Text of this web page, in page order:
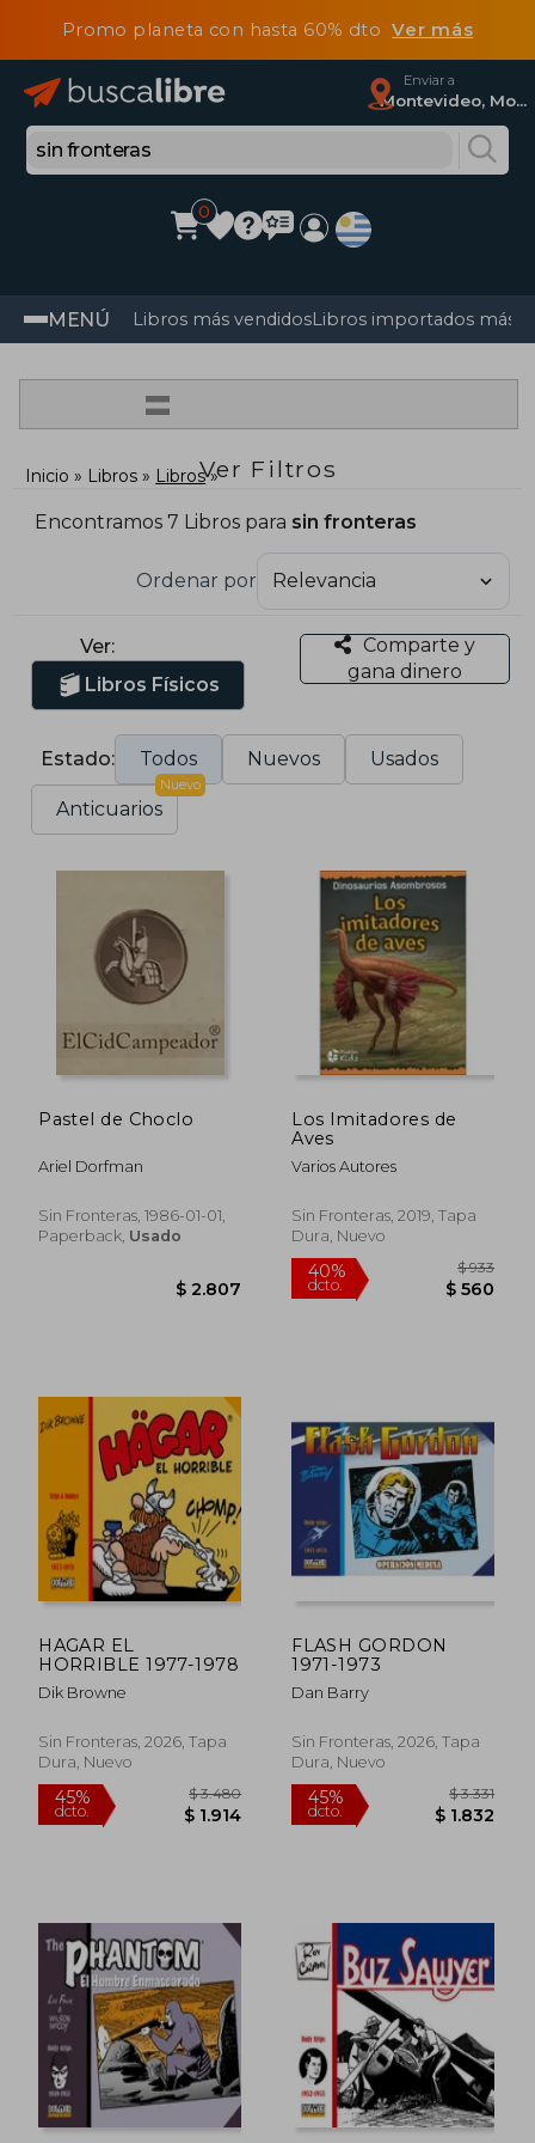
Promo planeta con hasta 60% dtoVer más
Enviar a
Montevideo, Montevideo
0
MENÚ Libros más vendidosLibros importados más
=
Ver Filtros
Inicio Libros Libros
Encontramos 7 Libros para sin fronteras
Ordenar por
Ver:
Libros Físicos
Comparte y
gana dinero
Estado: Todos Nuevos Usados
Anticuarios
Nuevo
Pastel de Choclo
Ariel Dorfman
Sin Fronteras, 1986-01-01,
Paperback, Usado
$ 2.807
Los Imitadores de
Aves
Varios Autores
Sin Fronteras, 2019, Tapa
Dura, Nuevo
dcto.
HAGAR EL
HORRIBLE 1977-1978
Dik Browne
Sin Fronteras, 2026, Tapa
Dura, Nuevo
45%
dcto.
$ 3.480
$ 1.914
FLASH GORDON
1971-1973
Dan Barry
Sin Fronteras, 2026, Tapa
Dura, Nuevo
45%
dcto.